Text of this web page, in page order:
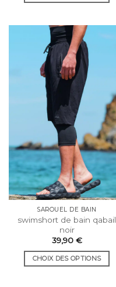
plusieurs
variations.
Les
options
peuvent
être
choisies
sur
la
page
du
produit
SAROUEL DE BAIN
swimshort de bain qabail
noir
39,90 €
CHOIX DES OPTIONS